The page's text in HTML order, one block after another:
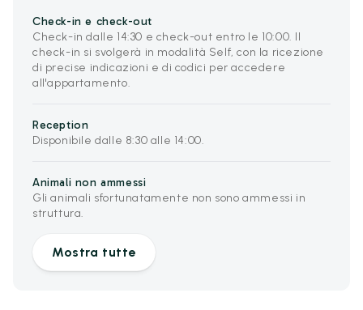
Check-in e check-out
Check-in dalle 14:30 e check-out entro le 10:00. Il
check-in si svolgerà in modalità Self, con la ricezione
di precise indicazioni e di codici per accedere
all'appartamento.
Reception
Disponibile dalle 8:30 alle 14:00.
Animali non ammessi
Gli animali sfortunatamente non sono ammessi in
struttura.
Mostra tutte